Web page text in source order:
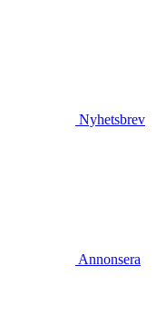
Nyhetsbrev
Annonsera